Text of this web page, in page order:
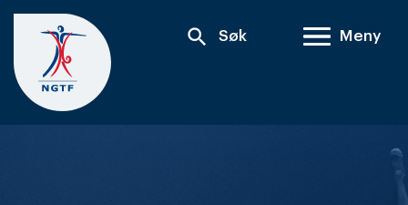
Skip
content
search Søk Meny